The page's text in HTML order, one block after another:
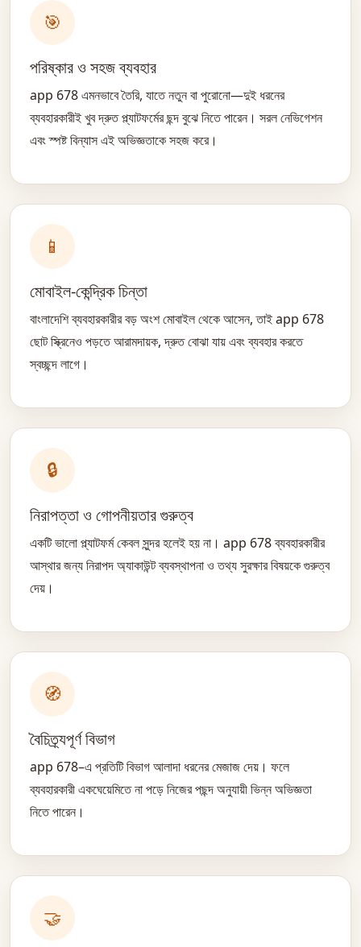
🎯
পরিষ্কার ও সহজ ব্যবহার
app 678 এমনভাবে তৈরি, যাতে নতুন বা পুরোনো—দুই ধরনের
ব্যবহারকারীই খুব দ্রুত প্ল্যাটফর্মের ছন্দ বুঝে নিতে পারেন। সরল নেভিগেশন
এবং স্পষ্ট বিন্যাস এই অভিজ্ঞতাকে সহজ করে।
📱
মোবাইল-কেন্দ্রিক চিন্তা
বাংলাদেশি ব্যবহারকারীর বড় অংশ মোবাইল থেকে আসেন, তাই app 678
ছোট স্ক্রিনেও পড়তে আরামদায়ক, দ্রুত বোঝা যায় এবং ব্যবহার করতে
স্বচ্ছন্দ লাগে।
🔒
নিরাপত্তা ও গোপনীয়তার গুরুত্ব
একটি ভালো প্ল্যাটফর্ম কেবল সুন্দর হলেই হয় না। app 678 ব্যবহারকারীর
আস্থার জন্য নিরাপদ অ্যাকাউন্ট ব্যবস্থাপনা ও তথ্য সুরক্ষার বিষয়কে গুরুত্ব
দেয়।
🧭
বৈচিত্র্যপূর্ণ বিভাগ
app 678–এ প্রতিটি বিভাগ আলাদা ধরনের মেজাজ দেয়। ফলে
ব্যবহারকারী একঘেয়েমিতে না পড়ে নিজের পছন্দ অনুযায়ী ভিন্ন অভিজ্ঞতা
নিতে পারেন।
🤝